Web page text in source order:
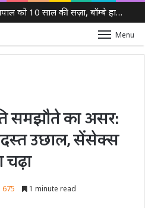
2013 रेप केस में तरुण तेजपाल को 10 साल की सज़ा, बॉम्बे हाई कोर्ट ने लगाया 10 लाख रुपये का जुर्माना
Menu
समझौते का असर:
उछाल, सेंसेक्स
चढ़ा
675 1 minute read